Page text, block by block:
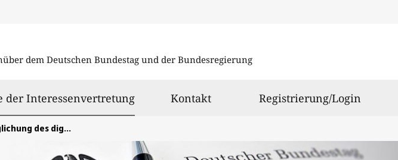
dem Deutschen Bundestag und der Bundesregierung
der Interessenvertretungausgewählt
Kontakt Registrierung/Login
durch Modernisierung der Verwaltungspraxis